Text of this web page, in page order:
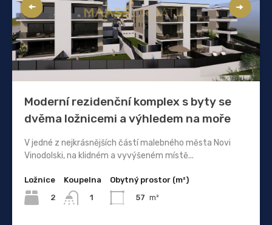
Moderní rezidenční komplex s byty se
dvěma ložnicemi a výhledem na moře
V jedné z nejkrásnějších částí malebného města Novi
Vinodolski, na klidném a vyvýšeném místě...
Ložnice
2
Koupelna
1
Obytný prostor (m²)
57 m²